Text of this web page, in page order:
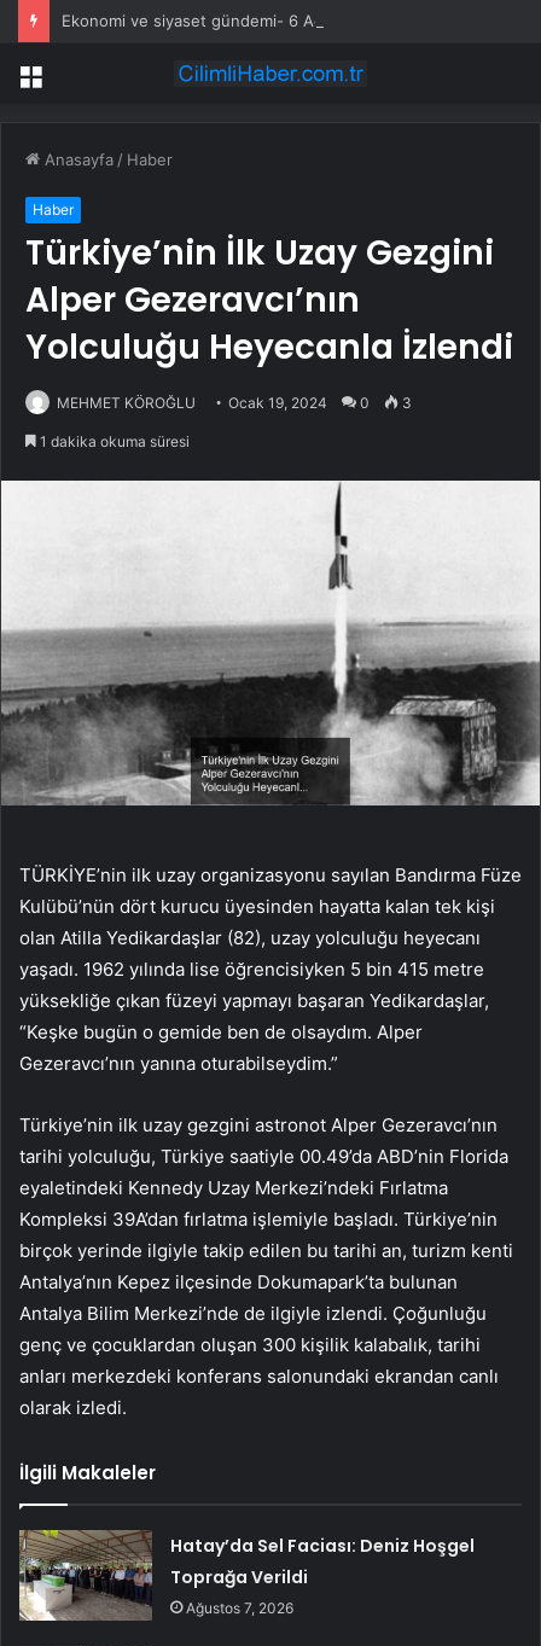
Ekonomi ve siyaset gündemi- 6 Ağustos 2026
Menü
Anasayfa / Haber
Haber
Türkiye’nin İlk Uzay Gezgini
Alper Gezeravcı’nın
Yolculuğu Heyecanla İzlendi
MEHMET KÖROĞLU Ocak 19, 2024 0 3
1 dakika okuma süresi
TÜRKİYE’nin ilk uzay organizasyonu sayılan Bandırma Füze
Kulübü’nün dört kurucu üyesinden hayatta kalan tek kişi
olan Atilla Yedikardaşlar (82), uzay yolculuğu heyecanı
yaşadı. 1962 yılında lise öğrencisiyken 5 bin 415 metre
yüksekliğe çıkan füzeyi yapmayı başaran Yedikardaşlar,
“Keşke bugün o gemide ben de olsaydım. Alper
Gezeravcı’nın yanına oturabilseydim.”
Türkiye’nin ilk uzay gezgini astronot Alper Gezeravcı’nın
tarihi yolculuğu, Türkiye saatiyle 00.49’da ABD’nin Florida
eyaletindeki Kennedy Uzay Merkezi’ndeki Fırlatma
Kompleksi 39A’dan fırlatma işlemiyle başladı. Türkiye’nin
birçok yerinde ilgiyle takip edilen bu tarihi an, turizm kenti
Antalya’nın Kepez ilçesinde Dokumapark’ta bulunan
Antalya Bilim Merkezi’nde de ilgiyle izlendi. Çoğunluğu
genç ve çocuklardan oluşan 300 kişilik kalabalık, tarihi
anları merkezdeki konferans salonundaki ekrandan canlı
olarak izledi.
İlgili Makaleler
Hatay’da Sel Faciası: Deniz Hoşgel
Toprağa Verildi
Ağustos 7, 2026